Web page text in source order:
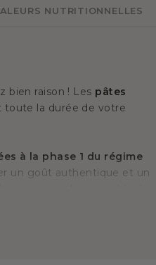
NUTRITIONNELLES
bien raison ! Les pâtes
toute la durée de votre
à la phase 1 du régime
un goût authentique et un
à votre régime